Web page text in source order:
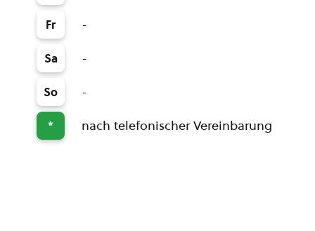
Fr -
Sa -
So -
* nach telefonischer Vereinbarung